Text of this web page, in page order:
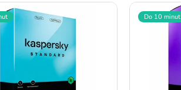
Do 10 minut